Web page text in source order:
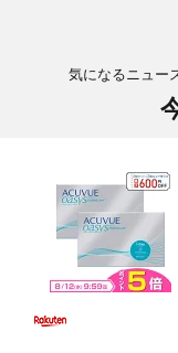
気になるニュー